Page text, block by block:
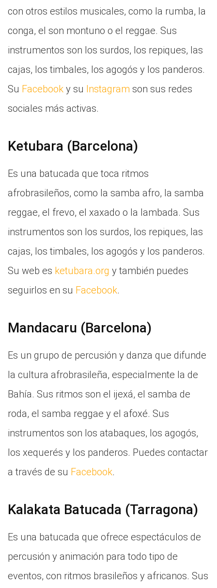
con otros estilos musicales, como la rumba, la
conga, el son montuno o el reggae. Sus
instrumentos son los surdos, los repiques, las
cajas, los timbales, los agogós y los panderos.
Su Facebook y su Instagram son sus redes
sociales más activas.
Ketubara (Barcelona)
Es una batucada que toca ritmos
afrobrasileños, como la samba afro, la samba
reggae, el frevo, el xaxado o la lambada. Sus
instrumentos son los surdos, los repiques, las
cajas, los timbales, los agogós y los panderos.
Su web es ketubara.org y también puedes
seguirlos en su Facebook.
Mandacaru (Barcelona)
Es un grupo de percusión y danza que difunde
la cultura afrobrasileña, especialmente la de
Bahía. Sus ritmos son el ijexá, el samba de
roda, el samba reggae y el afoxé. Sus
instrumentos son los atabaques, los agogós,
los xequerés y los panderos. Puedes contactar
a través de su Facebook.
Kalakata Batucada (Tarragona)
Es una batucada que ofrece espectáculos de
percusión y animación para todo tipo de
eventos, con ritmos brasileños y africanos. Sus